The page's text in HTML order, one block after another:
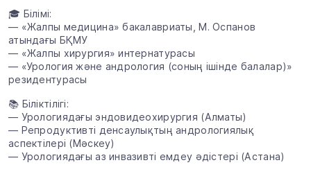
🎓 Білімі:
— «Жалпы медицина» бакалавриаты, М. Оспанов
атындағы БҚМУ
— «Жалпы хирургия» интернатурасы
— «Урология және андрология (соның ішінде балалар)»
резидентурасы
📚 Біліктілігі:
— Урологиядағы эндовидеохирургия (Алматы)
— Репродуктивті денсаулықтың андрологиялық
аспектілері (Мәскеу)
— Урологиядағы аз инвазивті емдеу әдістері (Астана)